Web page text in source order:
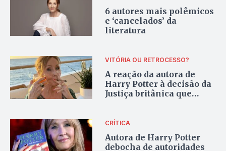
6 autores mais polêmicos
e ‘cancelados’ da
literatura
VITÓRIA OU RETROCESSO?
A reação da autora de
Harry Potter à decisão da
Justiça britânica que
CRÍTICA
Autora de Harry Potter
debocha de autoridades